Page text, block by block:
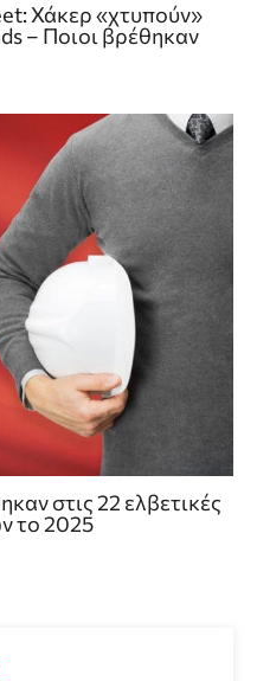
Χάκερ «χτυπούν»
– Ποιοι βρέθηκαν
στις 22 ελβετικές
το 2025